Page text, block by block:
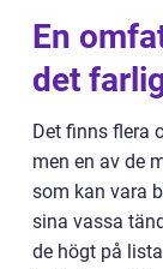
En
det
Det finns flera
men en av de
som kan vara
sina vassa
de högt på